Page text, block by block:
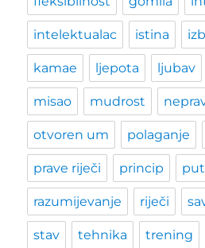
intelektualac istina
kamae ljepota ljubav
misao mudrost
otvoren um polaganje
prave riječi princip put
razumijevanje riječi
stav tehnika trening